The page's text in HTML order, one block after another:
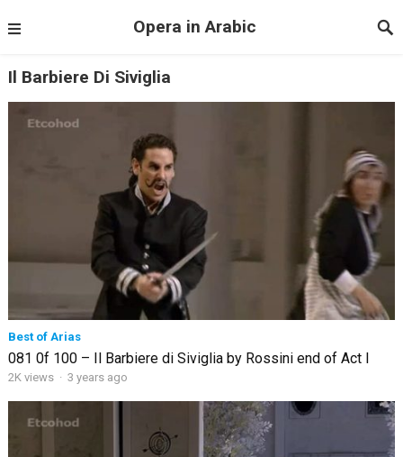
Opera in Arabic
Il Barbiere Di Siviglia
Best of Arias
081 0f 100 – Il Barbiere di Siviglia by Rossini end of Act I
2K views · 3 years ago